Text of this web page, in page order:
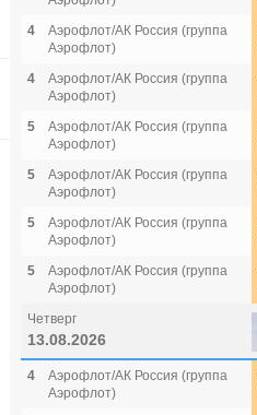
4
Аэрофлот/АК Россия (группа
Аэрофлот)
4
Аэрофлот/АК Россия (группа
Аэрофлот)
5
Аэрофлот/АК Россия (группа
Аэрофлот)
5
Аэрофлот/АК Россия (группа
Аэрофлот)
5
Аэрофлот/АК Россия (группа
Аэрофлот)
5
Аэрофлот/АК Россия (группа
Аэрофлот)
Четверг
13.08.2026
4
Аэрофлот/АК Россия (группа
Аэрофлот)